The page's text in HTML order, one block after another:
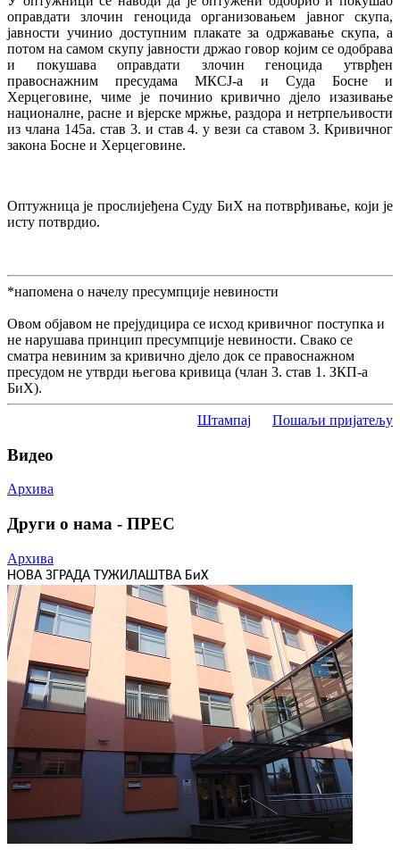
оправдати злочин геноцида организовањем јавног скупа,
јавности учинио доступним плакате за одржавање скупа, а
потом на самом скупу јавности држао говор којим се одобрава
и покушава оправдати злочин геноцида утврђен
правоснажним пресудама МКСЈ-а и Суда Босне и
Херцеговине, чиме је починио кривично дјело изазивање
националне, расне и вјерске мржње, раздора и нетрпељивости
из члана 145а. став 3. и став 4. у вези са ставом 3. Кривичног
закона Босне и Херцеговине.
Оптужница је прослијеђена Суду БиХ на потврђивање, који је
исту потврдио.
*напомена о начелу пресумпције невиности
Овом објавом не прејудицира се исход кривичног поступка и
не нарушава принцип пресумпције невиности. Свако се
сматра невиним за кривично дјело док се правоснажном
пресудом не утврди његова кривица (члан 3. став 1. ЗКП-а
БиХ).
Штампај Пошаљи пријатељу
Видео
Архива
Други о нама - ПРЕС
Архива
НОВА ЗГРАДА ТУЖИЛАШТВА БиХ